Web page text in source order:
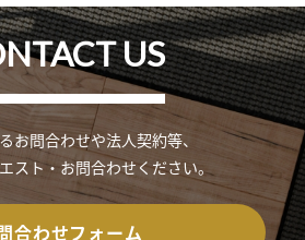
US
お問合わせや法人契約等、
スト・お問合わせください。
合わせフォーム